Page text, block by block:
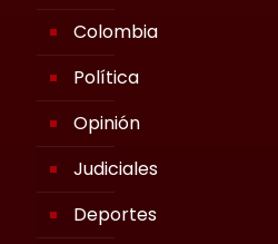
Colombia
Política
Opinión
Judiciales
Deportes